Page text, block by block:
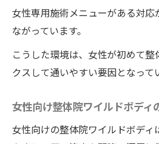
女性専用施術メニューがある対
ながっています。
こうした環境は、女性が初めて
クスして通いやすい要因となって
女性向け整体院ワイルドボディ
女性向けの整体院ワイルドボディ